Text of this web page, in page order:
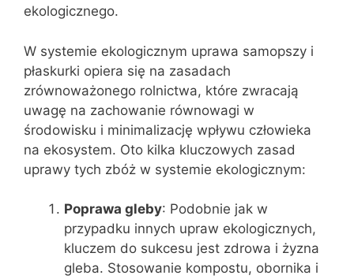
ekologicznego.
W systemie ekologicznym uprawa samopszy i
płaskurki opiera się na zasadach
zrównoważonego rolnictwa, które zwracają
uwagę na zachowanie równowagi w
środowisku i minimalizację wpływu człowieka
na ekosystem. Oto kilka kluczowych zasad
uprawy tych zbóż w systemie ekologicznym:
Poprawa gleby: Podobnie jak w
przypadku innych upraw ekologicznych,
kluczem do sukcesu jest zdrowa i żyzna
gleba. Stosowanie kompostu, obornika i